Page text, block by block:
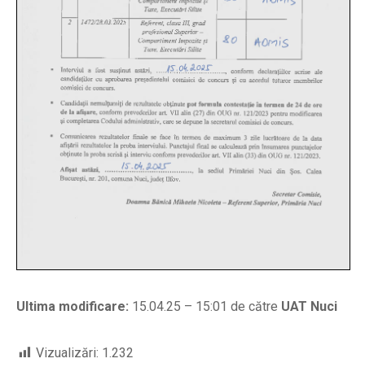
Ultima modificare: 15.04.25 – 15:01 de către UAT Nuci
Vizualizări: 1.232